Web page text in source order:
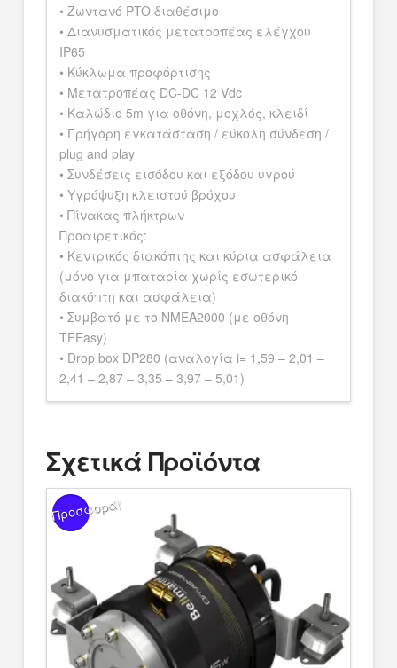
• Ζωντανό PTO διαθέσιμο
• Διανυσματικός μετατροπέας ελέγχου
IP65
• Κύκλωμα προφόρτισης
• Μετατροπέας DC-DC 12 Vdc
• Καλώδιο 5m για οθόνη, μοχλός, κλειδί
• Γρήγορη εγκατάσταση / εύκολη σύνδεση /
plug and play
• Συνδέσεις εισόδου και εξόδου υγρού
• Υγρόψυξη κλειστού βρόχου
• Πίνακας πλήκτρων
Προαιρετικός:
• Κεντρικός διακόπτης και κύρια ασφάλεια
(μόνο για μπαταρία χωρίς εσωτερικό
διακόπτη και ασφάλεια)
• Συμβατό με το NMEA2000 (με οθόνη
TFEasy)
• Drop box DP280 (αναλογία i= 1,59 – 2,01 –
2,41 – 2,87 – 3,35 – 3,97 – 5,01)
Σχετικά Προϊόντα
Προσφορά!